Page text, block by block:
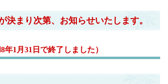
まり次第、お知らせいたします。
1月31日で終了しました）